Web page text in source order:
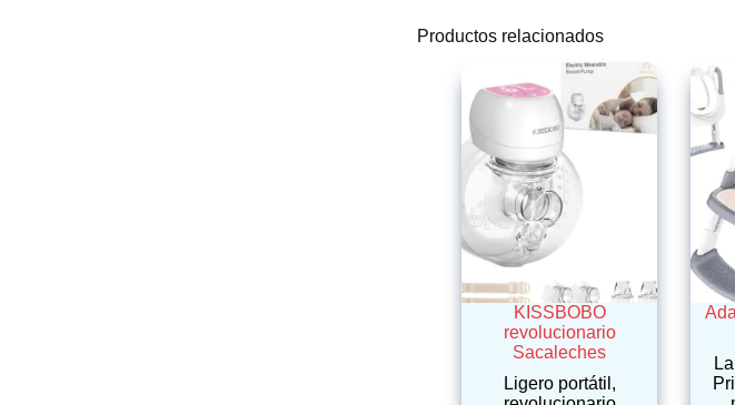
Productos relacionados
KISSBOBO
revolucionario
Sacaleches
Ligero portátil,